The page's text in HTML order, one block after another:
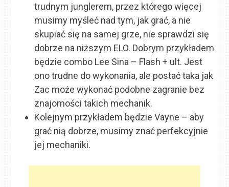
trudnym junglerem, przez którego więcej
musimy myśleć nad tym, jak grać, a nie
skupiać się na samej grze, nie sprawdzi się
dobrze na niższym ELO. Dobrym przykładem
będzie combo Lee Sina – Flash + ult. Jest
ono trudne do wykonania, ale postać taka jak
Zac może wykonać podobne zagranie bez
znajomości takich mechanik.
Kolejnym przykładem będzie Vayne – aby
grać nią dobrze, musimy znać perfekcyjnie
jej mechaniki.